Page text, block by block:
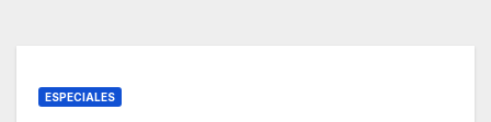
ESPECIALES